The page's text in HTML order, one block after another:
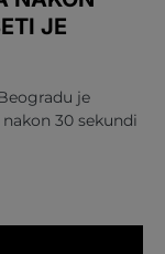
JE
je
30 sekundi